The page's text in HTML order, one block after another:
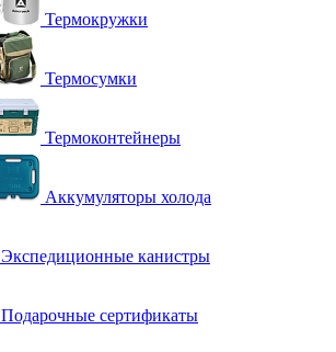
Термокружки
Термосумки
Термоконтейнеры
Аккумуляторы холода
Экспедиционные канистры
Подарочные сертификаты